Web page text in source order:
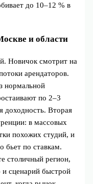
до 10–12 % в
и области
Новичок смотрит на
арендаторов.
нормальной
по 2–3
доходность. Вторая
в массовых
похожих студий, и
бьет по ставкам.
столичный регион,
и сценарий быстрой